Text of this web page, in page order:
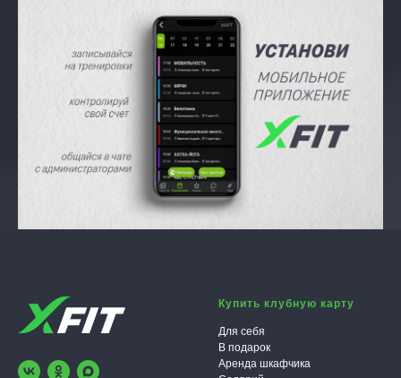
Купить клубную карту
Для себя
В подарок
Аренда шкафчика